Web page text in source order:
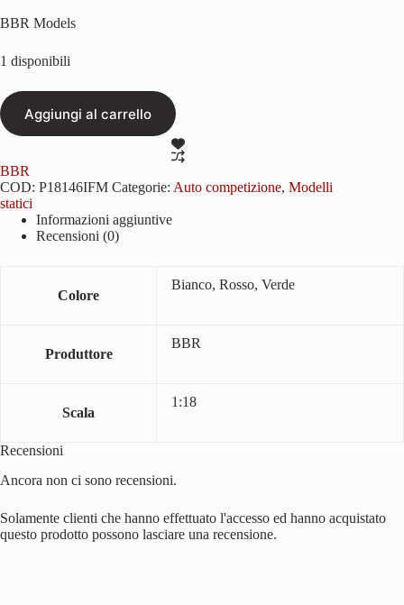
BBR Models
1 disponibili
Aggiungi al carrello
BBR
COD: P18146IFM Categorie: Auto competizione, Modelli
statici
Informazioni aggiuntive
Recensioni (0)
Colore
Bianco, Rosso, Verde
Produttore
BBR
Scala
1:18
Recensioni
Ancora non ci sono recensioni.
Solamente clienti che hanno effettuato l'accesso ed hanno acquistato
questo prodotto possono lasciare una recensione.